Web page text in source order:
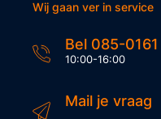
Wij gaan ver in service
Bel 085-
10:00-16:00
Mail je vraag